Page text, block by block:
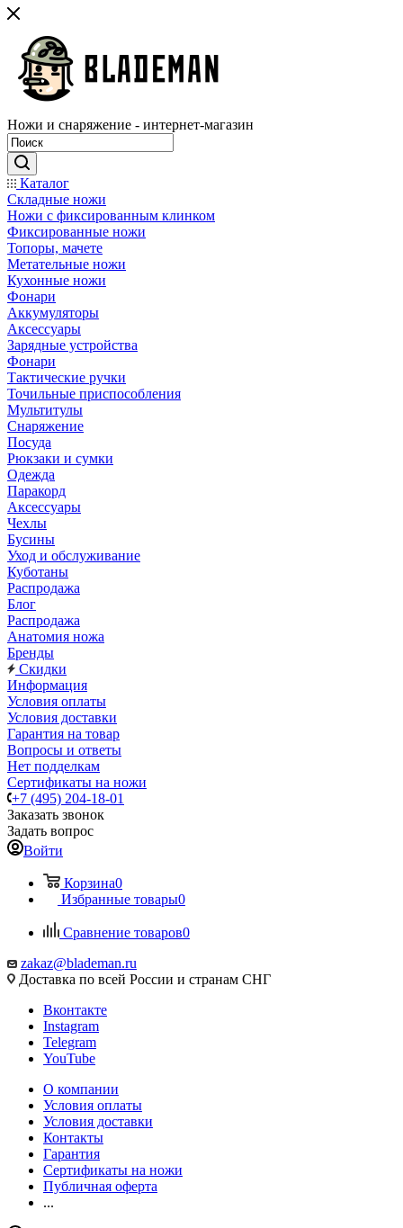
Ножи и снаряжение - интернет-магазин
Каталог
Складные ножи
Ножи с фиксированным клинком
Фиксированные ножи
Топоры, мачете
Метательные ножи
Кухонные ножи
Фонари
Аккумуляторы
Аксессуары
Зарядные устройства
Фонари
Тактические ручки
Точильные приспособления
Мультитулы
Снаряжение
Посуда
Рюкзаки и сумки
Одежда
Паракорд
Аксессуары
Чехлы
Бусины
Уход и обслуживание
Куботаны
Распродажа
Блог
Распродажа
Анатомия ножа
Бренды
Скидки
Информация
Условия оплаты
Условия доставки
Гарантия на товар
Вопросы и ответы
Нет подделкам
Сертификаты на ножи
+7 (495) 204-18-01
Заказать звонок
Задать вопрос
Войти
Корзина0
Избранные товары0
Сравнение товаров0
zakaz@blademan.ru
Доставка по всей России и странам СНГ
Вконтакте
Instagram
Telegram
YouTube
О компании
Условия оплаты
Условия доставки
Контакты
Гарантия
Сертификаты на ножи
Публичная оферта
...